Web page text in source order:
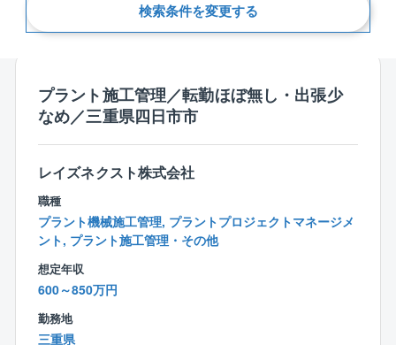
検索条件を変更する
新着順
プラント施工管理／転勤ほぼ無し・出張少
なめ／三重県四日市市
レイズネクスト株式会社
職種
プラント機械施工管理, プラントプロジェクトマネージメ
ント, プラント施工管理・その他
想定年収
600～850万円
勤務地
三重県